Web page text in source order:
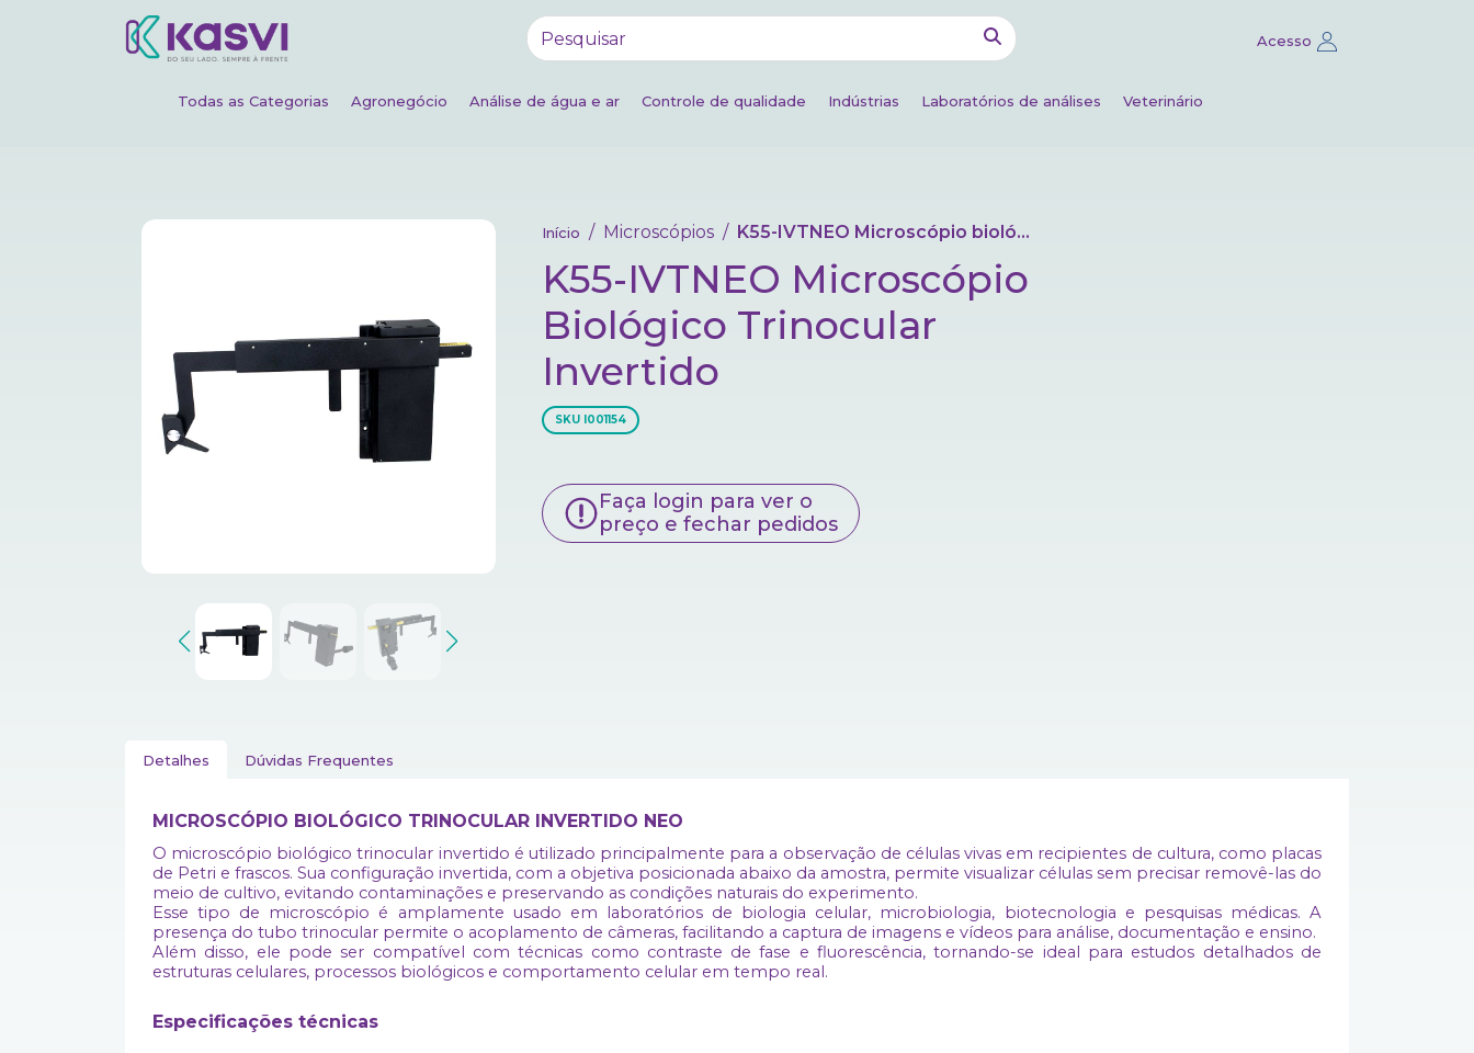
Acesso
Todas as Categorias Agronegócio Análise de água e ar Controle de qualidade Indústrias Laboratórios de análises Veterinário
Início Microscópios K55-IVTNEO Microscópio biológico trinocular invertido
K55-IVTNEO Microscópio
Biológico Trinocular
Invertido
SKU I001154
Faça login para ver o
preço e fechar pedidos
Detalhes Dúvidas Frequentes
MICROSCÓPIO BIOLÓGICO TRINOCULAR INVERTIDO NEO
O microscópio biológico trinocular invertido é utilizado principalmente para a observação de células vivas em recipientes de cultura, como placas
de Petri e frascos. Sua configuração invertida, com a objetiva posicionada abaixo da amostra, permite visualizar células sem precisar removê-las do
meio de cultivo, evitando contaminações e preservando as condições naturais do experimento.
Esse tipo de microscópio é amplamente usado em laboratórios de biologia celular, microbiologia, biotecnologia e pesquisas médicas. A
presença do tubo trinocular permite o acoplamento de câmeras, facilitando a captura de imagens e vídeos para análise, documentação e ensino.
Além disso, ele pode ser compatível com técnicas como contraste de fase e fluorescência, tornando-se ideal para estudos detalhados de
estruturas celulares, processos biológicos e comportamento celular em tempo real.
Especificações técnicas